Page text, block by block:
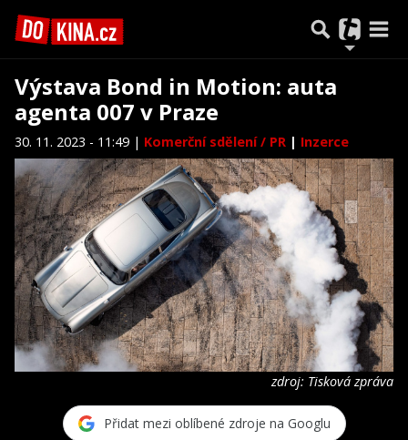
Výstava Bond in Motion: auta
agenta 007 v Praze
30. 11. 2023 - 11:49 | Komerční sdělení / PR | Inzerce
zdroj: Tisková zpráva
Přidat mezi oblíbené zdroje na Googlu